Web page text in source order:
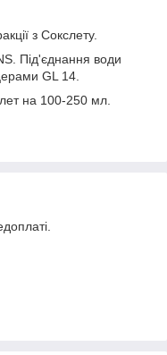
з Сокслету.
Під'єднання води
GL 14.
на 100-250 мл.